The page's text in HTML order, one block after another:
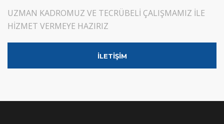
UZMAN KADROMUZ VE TECRÜBELİ ÇALIŞMAMIZ İLE
HİZMET VERMEYE HAZIRIZ
İLETİŞİM